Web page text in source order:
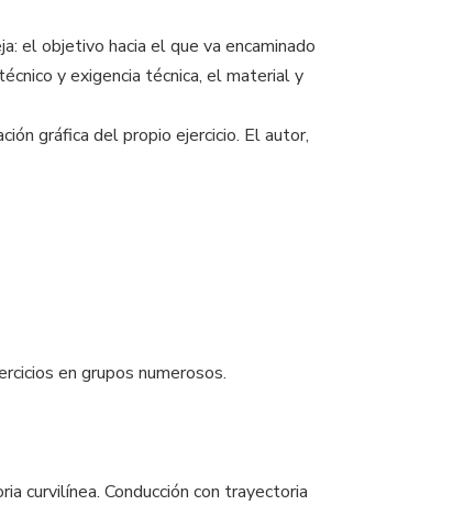
el objetivo hacia el que va encaminado
y exigencia técnica, el material y
gráfica del propio ejercicio. El autor,
en grupos numerosos.
curvilínea. Conducción con trayectoria